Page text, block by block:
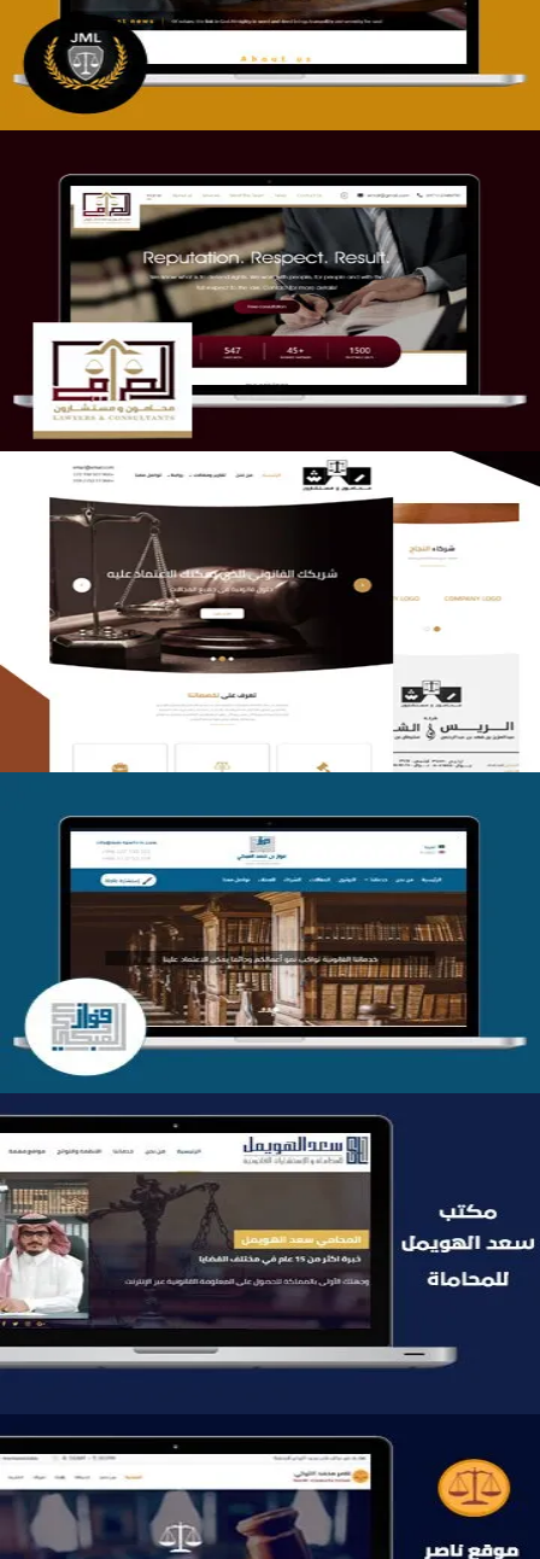
التفاصيل
موقع الصرامي للمحاماة
التفاصيل
الريس والشعلان للمحاماة
التفاصيل
موقع فواز المبكي للمحاماة
التفاصيل
موقع سعد الهويمل للمحاماة
التفاصيل
موقع ناصر التركي للمحاماة